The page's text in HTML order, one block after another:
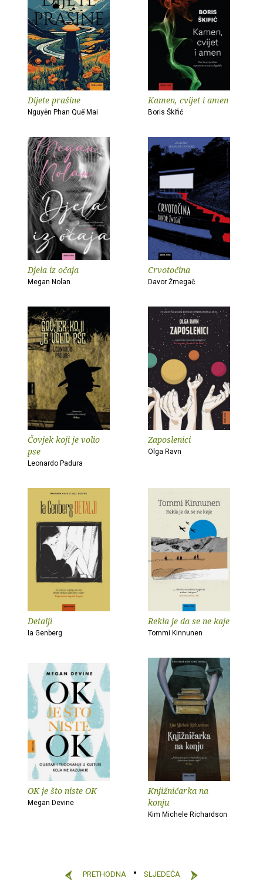
Dijete prašine
Nguyễn Phan Quế Mai
Kamen, cvijet i amen
Boris Škifić
Djela iz očaja
Megan Nolan
Crvotočina
Davor Žmegač
Čovjek koji je volio
pse
Leonardo Padura
Zaposlenici
Olga Ravn
Detalji
Ia Genberg
Rekla je da se ne kaje
Tommi Kinnunen
OK je što niste OK
Megan Devine
Knjižničarka na
konju
Kim Michele Richardson
PRETHODNA SLJEDEĆA